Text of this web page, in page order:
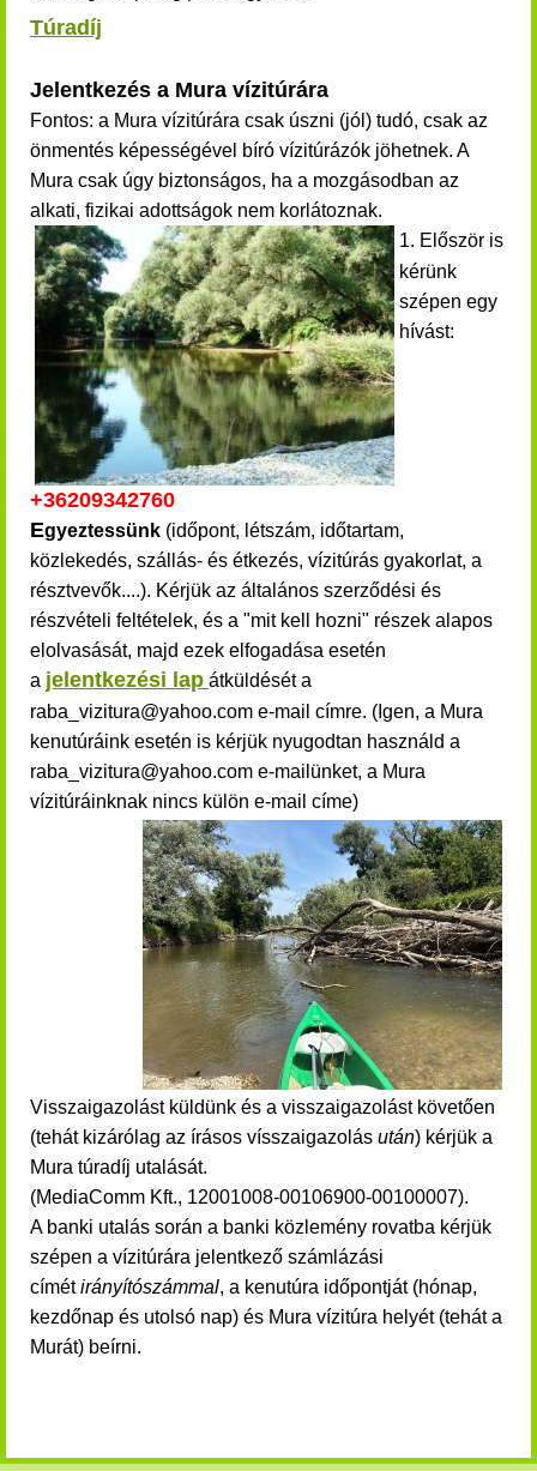
Túradíj
Jelentkezés a Mura vízitúrára
Fontos: a Mura vízitúrára csak úszni (jól) tudó, csak az
önmentés képességével bíró vízitúrázók jöhetnek. A
Mura csak úgy biztonságos, ha a mozgásodban az
alkati, fizikai adottságok nem korlátoznak.
1. Először is
kérünk
szépen egy
hívást: ​
+36209342760
Egyeztessünk (időpont, létszám, időtartam,
közlekedés, szállás- és étkezés, vízitúrás gyakorlat, a
résztvevők....). Kérjük az általános szerződési és
részvételi feltételek, és a "mit kell hozni" részek alapos
elolvasását, majd ezek elfogadása esetén
a jelentkezési lap átküldését a
raba_vizitura@yahoo.com e-mail címre. (Igen, a Mura
kenutúráink esetén is kérjük nyugodtan használd a
raba_vizitura@yahoo.com e-mailünket, a Mura
vízitúráinknak nincs külön e-mail címe)
Visszaigazolást küldünk és a visszaigazolást követően
(tehát kizárólag az írásos vísszaigazolás után) kérjük a
Mura túradíj utalását.
(MediaComm Kft., 12001008-00106900-00100007).
A banki utalás során a banki közlemény rovatba kérjük
szépen a vízitúrára jelentkező számlázási
címétirányítószámmal, a kenutúra időpontját (hónap,
kezdőnap és utolsó nap) és Mura vízitúra helyét (tehát a
Murát) beírni.